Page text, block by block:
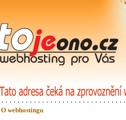
O webhostingu